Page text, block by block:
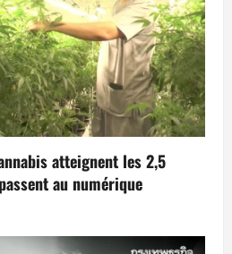
atteignent les 2,5
au numérique